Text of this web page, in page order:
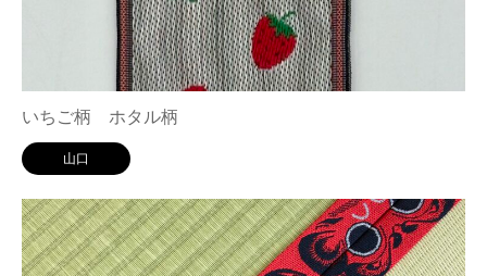
いちご柄 ホタル柄
山口